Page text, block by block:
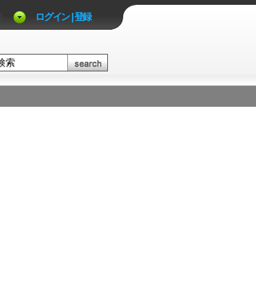
ログイン | 登録